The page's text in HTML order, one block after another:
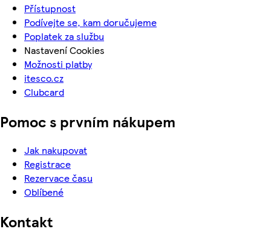
Přístupnost
Podívejte se, kam doručujeme
Poplatek za službu
Nastavení Cookies
Možnosti platby
itesco.cz
Clubcard
Pomoc s prvním nákupem
Jak nakupovat
Registrace
Rezervace času
Oblíbené
Kontakt